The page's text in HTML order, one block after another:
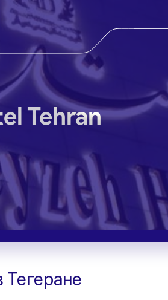
Tehran
Тегеране